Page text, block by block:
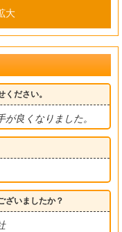
大
ださい。
良くなりました。
ざいましたか？